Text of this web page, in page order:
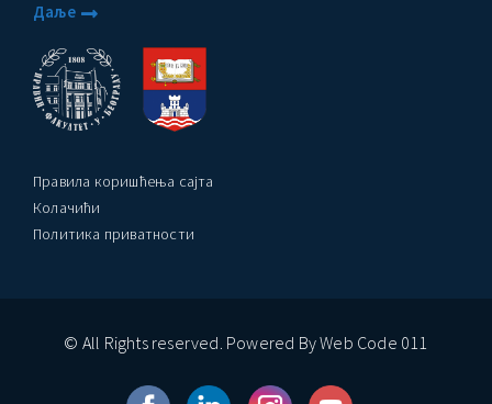
Даље
Правила коришћења сајта
Колачићи
Политика приватности
© All Rights reserved. Powered By Web Code 011